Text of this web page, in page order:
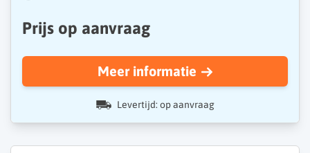
Prijs op aanvraag
Meer informatie
Levertijd: op aanvraag